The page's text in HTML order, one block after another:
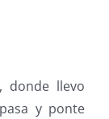
donde llevo
y ponte